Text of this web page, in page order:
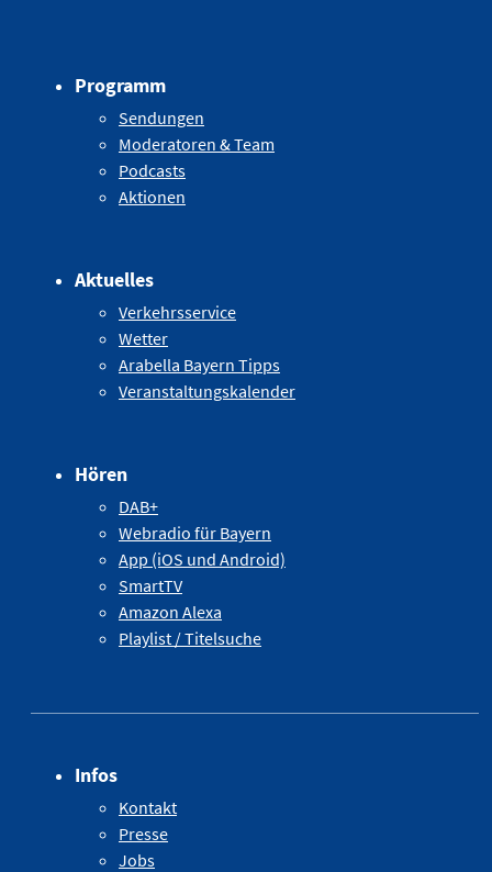
Programm
Sendungen
Moderatoren & Team
Podcasts
Aktionen
Aktuelles
Verkehrsservice
Wetter
Arabella Bayern Tipps
Veranstaltungskalender
Hören
DAB+
Webradio für Bayern
App (iOS und Android)
SmartTV
Amazon Alexa
Playlist / Titelsuche
Infos
Kontakt
Presse
Jobs